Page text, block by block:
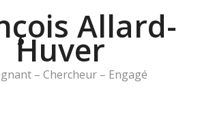
Allard-
Huver
– Chercheur – Engagé